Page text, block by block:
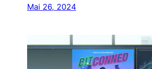
Mai 26, 2024